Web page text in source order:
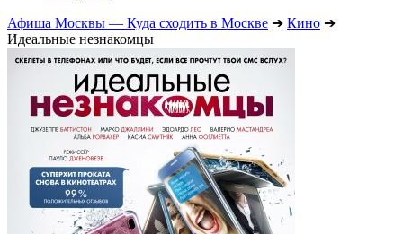
Афиша Москвы — Куда сходить в Москве ➔ Кино ➔
Идеальные незнакомцы